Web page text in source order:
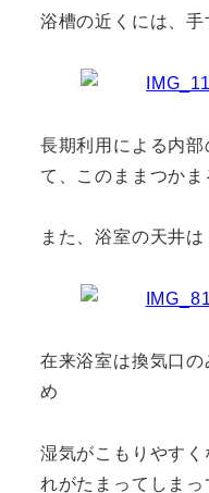
浴槽の近くには、手
長期利用による内
て、このままつかま
また、浴室の天井は
在来浴室は換気口
め
湿気がこもりやす
れがたまってしまっ